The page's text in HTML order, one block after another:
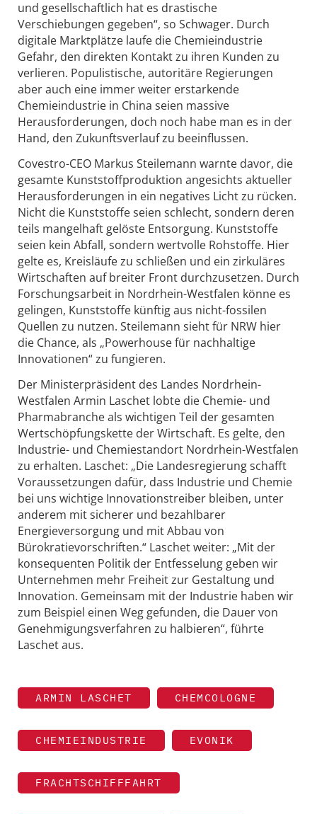
und gesellschaftlich hat es drastische
Verschiebungen gegeben“, so Schwager. Durch
digitale Marktplätze laufe die Chemieindustrie
Gefahr, den direkten Kontakt zu ihren Kunden zu
verlieren. Populistische, autoritäre Regierungen
aber auch eine immer weiter erstarkende
Chemieindustrie in China seien massive
Herausforderungen, doch noch habe man es in der
Hand, den Zukunftsverlauf zu beeinflussen.
Covestro-CEO Markus Steilemann warnte davor, die
gesamte Kunststoffproduktion angesichts aktueller
Herausforderungen in ein negatives Licht zu rücken.
Nicht die Kunststoffe seien schlecht, sondern deren
teils mangelhaft gelöste Entsorgung. Kunststoffe
seien kein Abfall, sondern wertvolle Rohstoffe. Hier
gelte es, Kreisläufe zu schließen und ein zirkuläres
Wirtschaften auf breiter Front durchzusetzen. Durch
Forschungsarbeit in Nordrhein-Westfalen könne es
gelingen, Kunststoffe künftig aus nicht-fossilen
Quellen zu nutzen. Steilemann sieht für NRW hier
die Chance, als „Powerhouse für nachhaltige
Innovationen“ zu fungieren.
Der Ministerpräsident des Landes Nordrhein-
Westfalen Armin Laschet lobte die Chemie- und
Pharmabranche als wichtigen Teil der gesamten
Wertschöpfungskette der Wirtschaft. Es gelte, den
Industrie- und Chemiestandort Nordrhein-Westfalen
zu erhalten. Laschet: „Die Landesregierung schafft
Voraussetzungen dafür, dass Industrie und Chemie
bei uns wichtige Innovationstreiber bleiben, unter
anderem mit sicherer und bezahlbarer
Energieversorgung und mit Abbau von
Bürokratievorschriften.“ Laschet weiter: „Mit der
konsequenten Politik der Entfesselung geben wir
Unternehmen mehr Freiheit zur Gestaltung und
Innovation. Gemeinsam mit der Industrie haben wir
zum Beispiel einen Weg gefunden, die Dauer von
Genehmigungsverfahren zu halbieren“, führte
Laschet aus.
ARMIN LASCHET CHEMCOLOGNE
CHEMIEINDUSTRIE EVONIK
FRACHTSCHIFFFAHRT